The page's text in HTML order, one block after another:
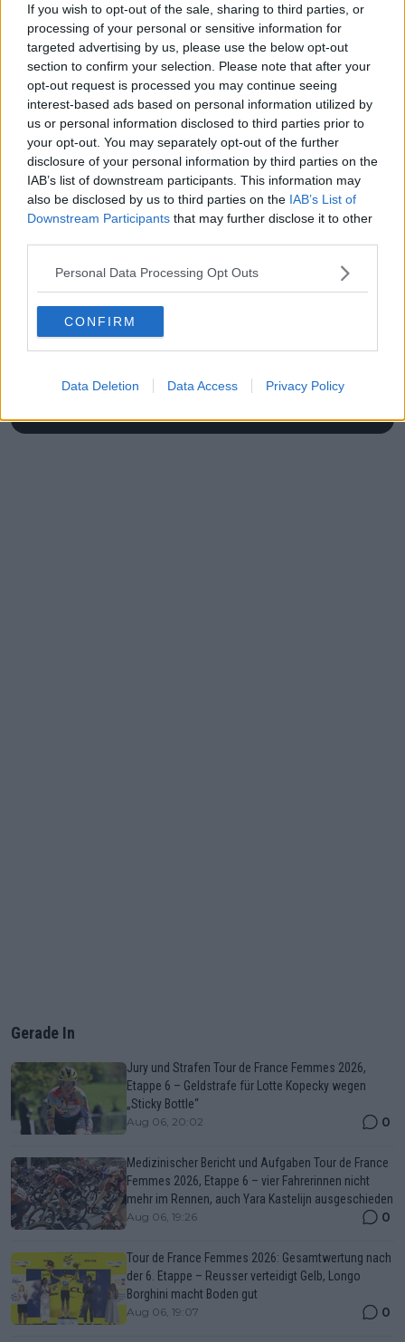
If you wish to opt-out of the sale, sharing to third parties, or
processing of your personal or sensitive information for
targeted advertising by us, please use the below opt-out
section to confirm your selection. Please note that after your
opt-out request is processed you may continue seeing
interest-based ads based on personal information utilized by
us or personal information disclosed to third parties prior to
your opt-out. You may separately opt-out of the further
disclosure of your personal information by third parties on the
IAB’s list of downstream participants. This information may
also be disclosed by us to third parties on the IAB’s List of
Downstream Participants that may further disclose it to other
Personal Data Processing Opt Outs
CONFIRM
Data Deletion Data Access Privacy Policy
Schreiben Sie einen Kommentar
Gerade In
Jury und Strafen Tour de France Femmes 2026,
Etappe 6 – Geldstrafe für Lotte Kopecky wegen
„Sticky Bottle“
Aug 06, 20:02 0
Medizinischer Bericht und Aufgaben Tour de France
Femmes 2026, Etappe 6 – vier Fahrerinnen nicht
mehr im Rennen, auch Yara Kastelijn ausgeschieden
Aug 06, 19:26 0
Tour de France Femmes 2026: Gesamtwertung nach
der 6. Etappe – Reusser verteidigt Gelb, Longo
Borghini macht Boden gut
Aug 06, 19:07 0